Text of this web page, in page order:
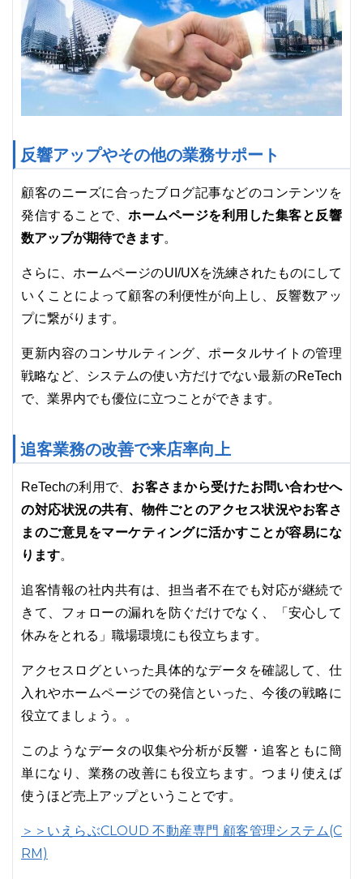
反響アップやその他の業務サポート
顧客のニーズに合ったブログ記事などのコンテンツを
発信することで、ホームページを利用した集客と反響
数アップが期待できます。
さらに、ホームページのUI/UXを洗練されたものにして
いくことによって顧客の利便性が向上し、反響数アッ
プに繋がります。
更新内容のコンサルティング、ポータルサイトの管理
戦略など、システムの使い方だけでない最新のReTech
で、業界内でも優位に立つことができます。
追客業務の改善で来店率向上
ReTechの利用で、 お客さまから受けたお問い合わせへ
の対応状況の共有、物件ごとのアクセス状況やお客さ
まのご意見をマーケティングに活かすことが容易にな
ります。
追客情報の社内共有は、担当者不在でも対応が継続で
きて、フォローの漏れを防ぐだけでなく、「安心して
休みをとれる」職場環境にも役立ちます。
アクセスログといった具体的なデータを確認して、仕
入れやホームページでの発信といった、今後の戦略に
役立てましょう。。
このようなデータの収集や分析が反響・追客ともに簡
単になり、業務の改善にも役立ちます。つまり使えば
使うほど売上アップということです。
＞＞いえらぶCLOUD 不動産専門 顧客管理システム(C
RM)